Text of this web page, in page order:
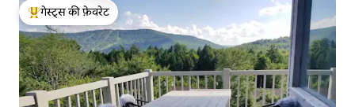
गेस्ट्स का टॉप फ़ेवरेट
गेस्ट्स की फ़ेवरेट